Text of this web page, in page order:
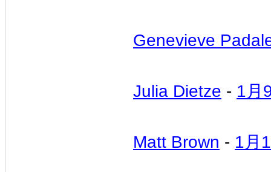
Genevieve
Julia Dietze - 1月
Matt Brown - 1月